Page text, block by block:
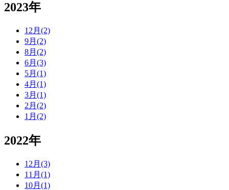
2023年
12月(2)
9月(2)
8月(2)
6月(3)
5月(1)
4月(1)
3月(1)
2月(2)
1月(2)
2022年
12月(3)
11月(1)
10月(1)